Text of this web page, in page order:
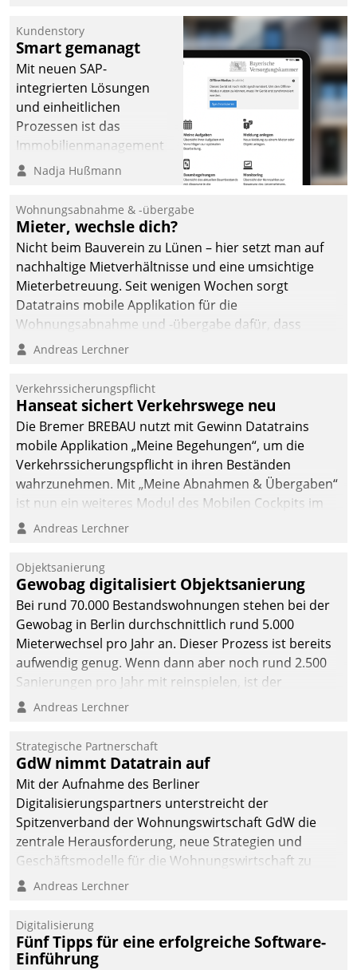
Kundenstory
Smart gemanagt
Mit neuen SAP-
integrierten Lösungen
und einheitlichen
Prozessen ist das
Immobilienmanagement
der Bayerischen
Ressort Kapitalanlage für
künftige Aufgaben und
Herausforderungen
gerüstet.
Nadja Hußmann
Wohnungsabnahme & -übergabe
Mieter, wechsle dich?
Nicht beim Bauverein zu Lünen – hier setzt man auf
nachhaltige Mietverhältnisse und eine umsichtige
Mieterbetreuung. Seit wenigen Wochen sorgt
Datatrains mobile Applikation für die
Wohnungsabnahme und -übergabe dafür, dass
Mieter wohlgeordnet kommen und, so es sein muss,
Andreas Lerchner
Verkehrssicherungspflicht
Hanseat sichert Verkehrswege neu
Die Bremer BREBAU nutzt mit Gewinn Datatrains
mobile Applikation „Meine Begehungen“, um die
Verkehrssicherungspflicht in ihren Beständen
wahrzunehmen. Mit „Meine Abnahmen & Übergaben“
ist nun ein weiteres Modul des Mobilen Cockpits im
Einsatz.
Andreas Lerchner
Objektsanierung
Gewobag digitalisiert Objektsanierung
Bei rund 70.000 Bestandswohnungen stehen bei der
Gewobag in Berlin durchschnittlich rund 5.000
Mieterwechsel pro Jahr an. Dieser Prozess ist bereits
aufwendig genug. Wenn dann aber noch rund 2.500
Sanierungen pro Jahr mit reinspielen, ist der
Betreuungs- und Organisationsaufwand immens. Im
kommunale Wohnungsbauunternehmen daher
gemeinsam mit der Berliner Datatrain GmbH den
Teilprozess der Objektsanierung digitalisiert.
Andreas Lerchner
Strategische Partnerschaft
GdW nimmt Datatrain auf
Mit der Aufnahme des Berliner
Digitalisierungspartners unterstreicht der
Spitzenverband der Wohnungswirtschaft GdW die
zentrale Herausforderung, neue Strategien und
Geschäftsmodelle für die Wohnungswirtschaft zu
entwickeln.
Andreas Lerchner
Digitalisierung
Fünf Tipps für eine erfolgreiche Software-
Einführung